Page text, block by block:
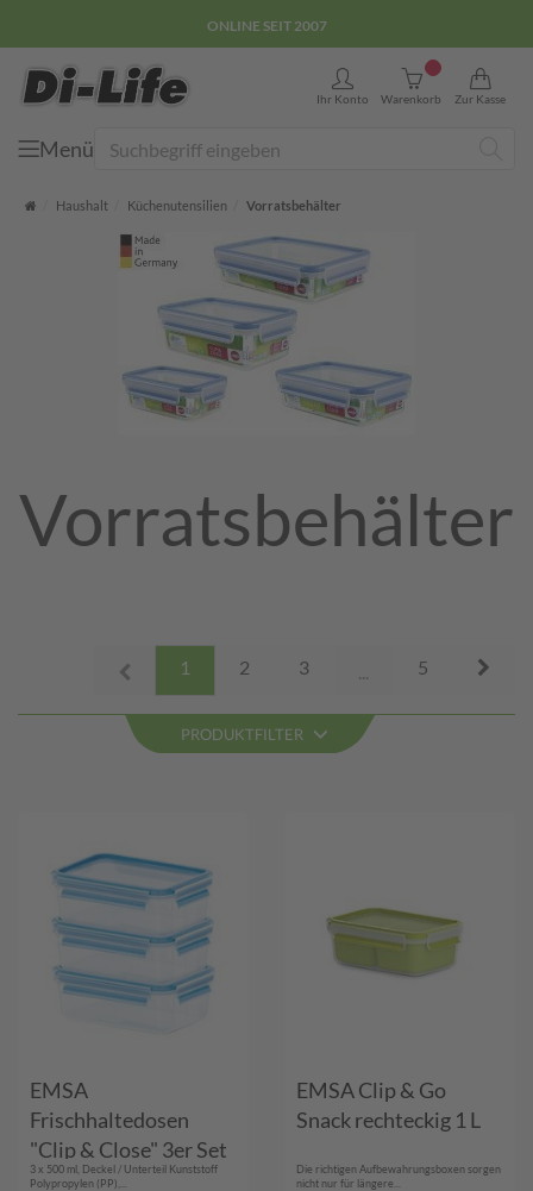
E-COMMERCE GÜTEZEICHEN
Ihr Konto Warenkorb
0
Zur Kasse
Menü
Startseite
Haushalt Küchenutensilien Vorratsbehälter
Vorratsbehälter
1 2 3 5
PRODUKTFILTER
EMSA
Frischhaltedosen
"Clip & Close" 3er Set
3 x 500 ml, Deckel / Unterteil Kunststoff
Polypropylen (PP),...
EMSA Clip & Go
Snack rechteckig 1 L
Die richtigen Aufbewahrungsboxen sorgen
nicht nur für längere...